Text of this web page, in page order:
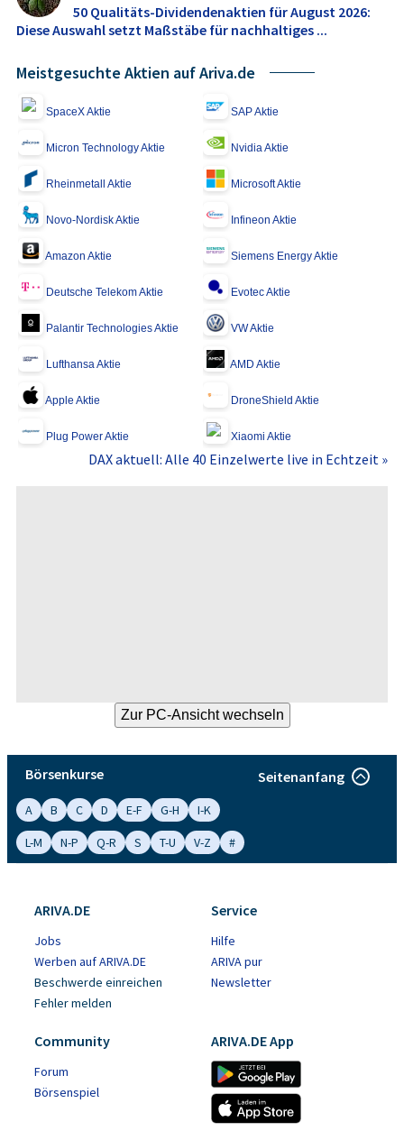
50 Qualitäts-Dividendenaktien für August 2026:
Diese Auswahl setzt Maßstäbe für nachhaltiges ...
Meistgesuchte Aktien auf Ariva.de
SpaceX Aktie SAP Aktie
Micron Technology Aktie Nvidia Aktie
Rheinmetall Aktie Microsoft Aktie
Novo-Nordisk Aktie Infineon Aktie
Amazon Aktie Siemens Energy Aktie
Deutsche Telekom Aktie Evotec Aktie
Palantir Technologies Aktie VW Aktie
Lufthansa Aktie AMD Aktie
Apple Aktie DroneShield Aktie
Plug Power Aktie Xiaomi Aktie
DAX aktuell: Alle 40 Einzelwerte live in Echtzeit »
Börsenkurse Seitenanfang
A B C D E-F G-H
I-K
L-M
N-P Q-R S T-U V-Z #
ARIVA.DE
Jobs
Werben auf ARIVA.DE
Beschwerde einreichen
Fehler melden
Service
Hilfe
ARIVA pur
Newsletter
Community
Forum
Börsenspiel
ARIVA.DE App